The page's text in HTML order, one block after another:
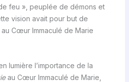
feu », peuplée de démons et
vision avait pour but de
Cœur Immaculé de Marie
lumière l’importance de la
au Cœur Immaculé de Marie,